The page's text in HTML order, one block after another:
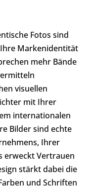
Fotos sind
Markenidentität
mehr Bände
visuellen
mit Ihrer
internationalen
Bilder sind echte
Ihrer
Vertrauen
stärkt dabei die
und Schriften